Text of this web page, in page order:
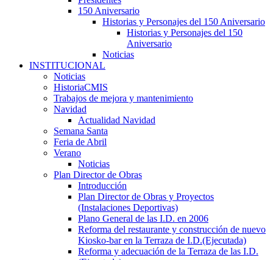
150 Aniversario
Historias y Personajes del 150 Aniversario
Historias y Personajes del 150
Aniversario
Noticias
INSTITUCIONAL
Noticias
HistoriaCMIS
Trabajos de mejora y mantenimiento
Navidad
Actualidad Navidad
Semana Santa
Feria de Abril
Verano
Noticias
Plan Director de Obras
Introducción
Plan Director de Obras y Proyectos
(Instalaciones Deportivas)
Plano General de las I.D. en 2006
Reforma del restaurante y construcción de nuevo
Kiosko-bar en la Terraza de I.D.(Ejecutada)
Reforma y adecuación de la Terraza de las I.D.